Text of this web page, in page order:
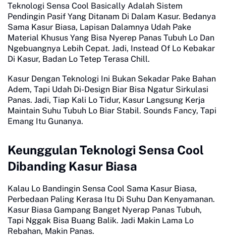
Teknologi Sensa Cool Basically Adalah Sistem
Pendingin Pasif Yang Ditanam Di Dalam Kasur. Bedanya
Sama Kasur Biasa, Lapisan Dalamnya Udah Pake
Material Khusus Yang Bisa Nyerep Panas Tubuh Lo Dan
Ngebuangnya Lebih Cepat. Jadi, Instead Of Lo Kebakar
Di Kasur, Badan Lo Tetep Terasa Chill.
Kasur Dengan Teknologi Ini Bukan Sekadar Pake Bahan
Adem, Tapi Udah Di-Design Biar Bisa Ngatur Sirkulasi
Panas. Jadi, Tiap Kali Lo Tidur, Kasur Langsung Kerja
Maintain Suhu Tubuh Lo Biar Stabil. Sounds Fancy, Tapi
Emang Itu Gunanya.
Keunggulan Teknologi Sensa Cool
Dibanding Kasur Biasa
Kalau Lo Bandingin Sensa Cool Sama Kasur Biasa,
Perbedaan Paling Kerasa Itu Di Suhu Dan Kenyamanan.
Kasur Biasa Gampang Banget Nyerap Panas Tubuh,
Tapi Nggak Bisa Buang Balik. Jadi Makin Lama Lo
Rebahan, Makin Panas.